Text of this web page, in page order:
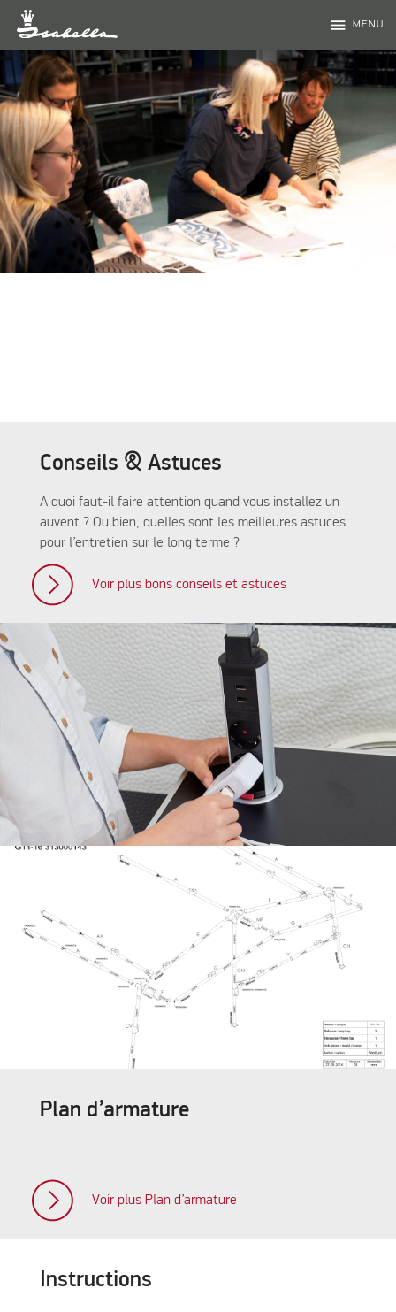
menu MENU
Conseils & Astuces
A quoi faut-il faire attention quand vous installez un
auvent ? Ou bien, quelles sont les meilleures astuces
pour l’entretien sur le long terme ?
Voir plus bons conseils et astuces
Plan d’armature
Voir plus Plan d’armature
Instructions